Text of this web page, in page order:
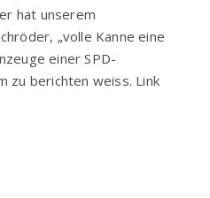
hat unserem
„volle Kanne eine
einer SPD-
zu berichten weiss. Link